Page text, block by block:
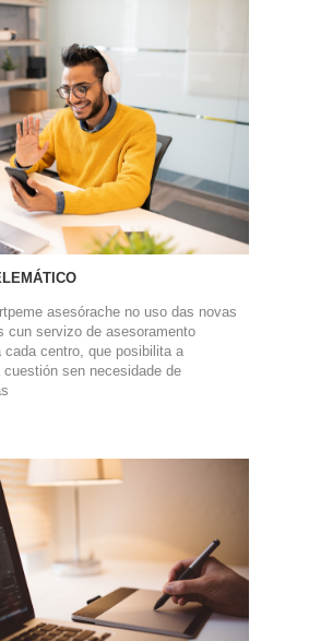
asesórache no uso das novas
cun servizo de asesoramento
centro, que posibilita a
sen necesidade de